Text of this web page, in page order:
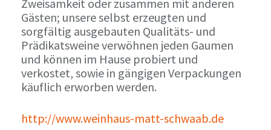
Zweisamkeit oder zusammen mit anderen
Gästen; unsere selbst erzeugten und
sorgfältig ausgebauten Qualitäts- und
Prädikatsweine verwöhnen jeden Gaumen
und können im Hause probiert und
verkostet, sowie in gängigen Verpackungen
käuflich erworben werden.
http://www.weinhaus-matt-schwaab.de